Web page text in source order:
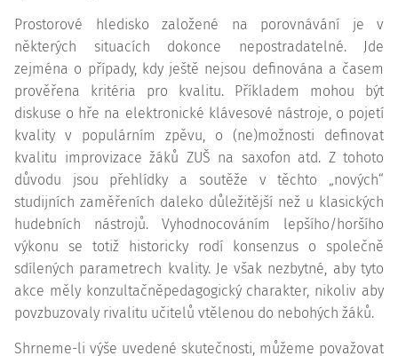
Prostorové hledisko založené na porovnávání je v
některých situacích dokonce nepostradatelné. Jde
zejména o případy, kdy ještě nejsou definována a časem
prověřena kritéria pro kvalitu. Příkladem mohou být
diskuse o hře na elektronické klávesové nástroje, o pojetí
kvality v populárním zpěvu, o (ne)možnosti definovat
kvalitu improvizace žáků ZUŠ na saxofon atd. Z tohoto
důvodu jsou přehlídky a soutěže v těchto „nových“
studijních zaměřeních daleko důležitější než u klasických
hudebních nástrojů. Vyhodnocováním lepšího/horšího
výkonu se totiž historicky rodí konsenzus o společně
sdílených parametrech kvality. Je však nezbytné, aby tyto
akce měly konzultačněpedagogický charakter, nikoliv aby
povzbuzovaly rivalitu učitelů vtělenou do nebohých žáků.
Shrneme-li výše uvedené skutečnosti, můžeme považovat